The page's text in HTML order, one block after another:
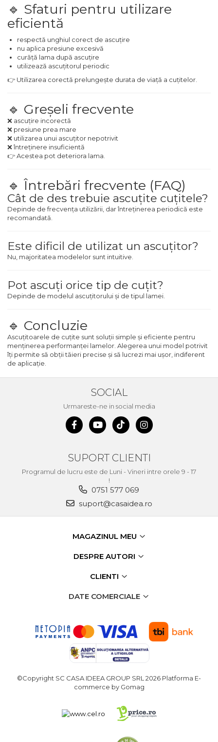
Dispozitive de taiat polistiren
Polizoare drepte & accesorii
Purificatoare de aer
🔹 Sfaturi pentru utilizare
eficientă
respectă unghiul corect de ascuțire
nu aplica presiune excesivă
curăță lama după ascuțire
utilizează ascuțitorul periodic
👉 Utilizarea corectă prelungește durata de viață a cuțitelor.
🔹 Greșeli frecvente
❌ ascuțire incorectă
❌ presiune prea mare
❌ utilizarea unui ascuțitor nepotrivit
❌ întreținere insuficientă
👉 Acestea pot deteriora lama.
🔹 Întrebări frecvente (FAQ)
Cât de des trebuie ascuțite cuțitele?
Depinde de frecvența utilizării, dar întreținerea periodică este
recomandată.
Este dificil de utilizat un ascuțitor?
Nu, majoritatea modelelor sunt intuitive.
Pot ascuți orice tip de cuțit?
Depinde de modelul ascuțitorului și de tipul lamei.
🔹 Concluzie
Ascuțitoarele de cuțite sunt soluții simple și eficiente pentru
menținerea performanței lamelor. Alegerea unui model potrivit
îți permite să obții tăieri precise și să lucrezi mai ușor, indiferent
de aplicație.
SOCIAL
Urmareste-ne in social media
SUPORT CLIENTI
Programul de lucru este de Luni - Vineri intre orele 9 - 17
!
0751 577 069
suport@casaidea.ro
MAGAZINUL MEU
DESPRE AUTORI
CLIENTI
DATE COMERCIALE
©Copyright SC CASA IDEEA GROUP SRL 2026 Platforma E-
commerce by Gomag